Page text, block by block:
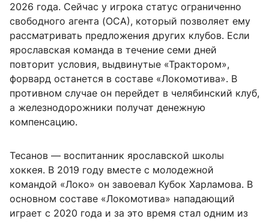
2026 года. Сейчас у игрока статус ограниченно
свободного агента (ОСА), который позволяет ему
рассматривать предложения других клубов. Если
ярославская команда в течение семи дней
повторит условия, выдвинутые «Трактором»,
форвард останется в составе «Локомотива». В
противном случае он перейдет в челябинский клуб,
а железнодорожники получат денежную
компенсацию.
Тесанов — воспитанник ярославской школы
хоккея. В 2019 году вместе с молодежной
командой «Локо» он завоевал Кубок Харламова. В
основном составе «Локомотива» нападающий
играет с 2020 года и за это время стал одним из